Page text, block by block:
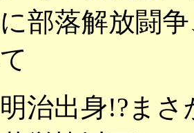
部落解放闘
治出身!?ま